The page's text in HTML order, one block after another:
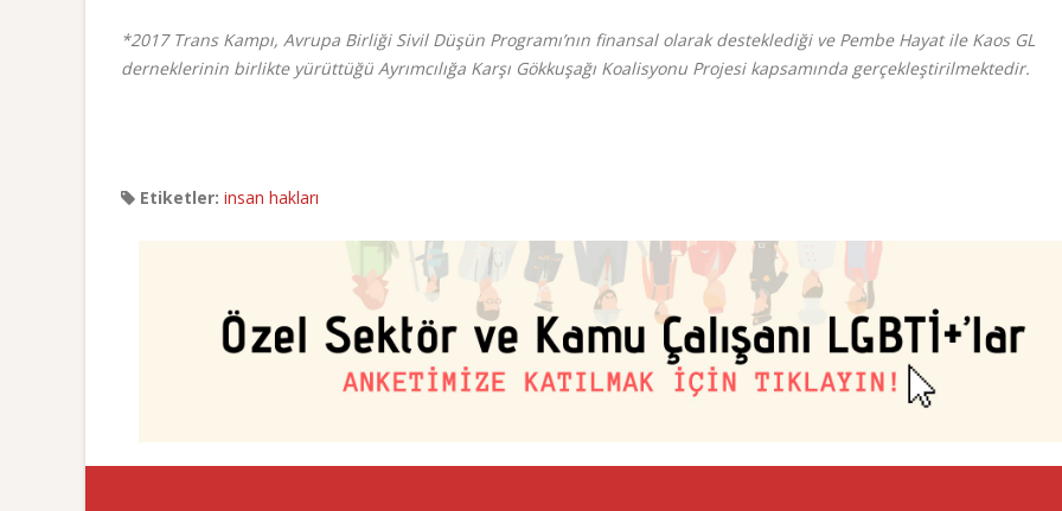
*2017 Trans Kampı, Avrupa Birliği Sivil Düşün Programı’nın finansal olarak desteklediği ve Pembe Hayat ile Kaos GL
derneklerinin birlikte yürüttüğü Ayrımcılığa Karşı Gökkuşağı Koalisyonu Projesi kapsamında gerçekleştirilmektedir.
Etiketler: insan hakları